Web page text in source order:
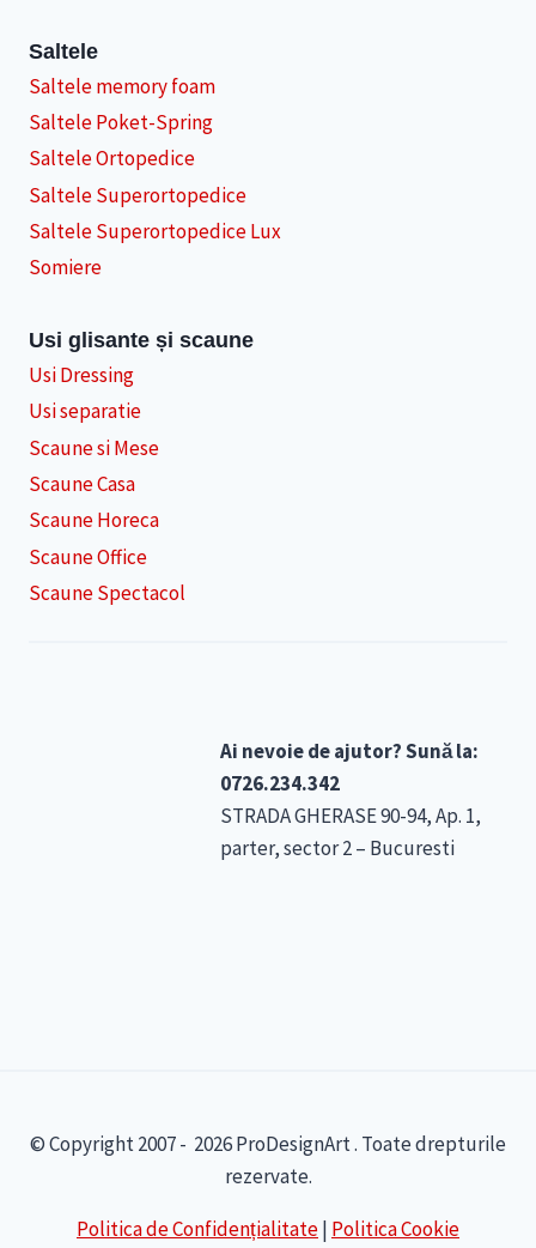
Saltele
Saltele memory foam
Saltele Poket-Spring
Saltele Ortopedice
Saltele Superortopedice
Saltele Superortopedice Lux
Somiere
Usi glisante și scaune
Usi Dressing
Usi separatie
Scaune si Mese
Scaune Casa
Scaune Horeca
Scaune Office
Scaune Spectacol
Ai nevoie de ajutor? Sună la:
0726.234.342
STRADA GHERASE 90-94, Ap. 1,
parter, sector 2 – Bucuresti
© Copyright 2007 - 2026 ProDesignArt . Toate drepturile
rezervate.
Politica de Confidențialitate| Politica Cookie